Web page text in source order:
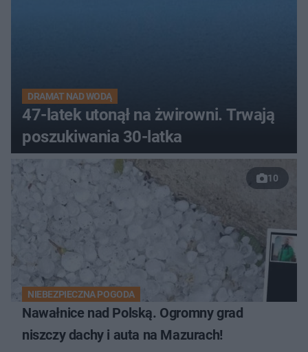
DRAMAT NAD WODĄ
47-latek utonął na żwirowni. Trwają
poszukiwania 30-latka
10
NIEBEZPIECZNA POGODA
Nawałnice nad Polską. Ogromny grad
niszczy dachy i auta na Mazurach!